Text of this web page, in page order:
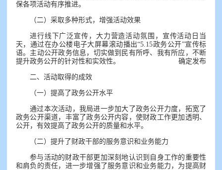
保各项活动有序推进。
（二）采取多种形式，增强活动效果
进行线下广泛宣传，大力营造活动氛围，宣传活动日当
天，通过在办公楼电子大屏幕滚动播出“5.15政务公开”宣传标
语。主动公开政务信息，切实做到民有所呼、我有所应，不断
提升政务公开的针对性和实效性。
确定发布
二、活动取得的成效
（一）提高了政务公开水平
通过本次活动，我局进一步加大了政务公开力度，拓宽了
政务公开渠道，丰富了政务公开内容，使财政工作更加透明、
公开，有效提高了政务公开的质量和水平。
（二）提升了财政干部的服务意识和业务能力
参与活动的财政干部更加深刻地认识到自身工作的重要性
和肩负的责任，进一步增强了服务意识和业务能力，为提高财